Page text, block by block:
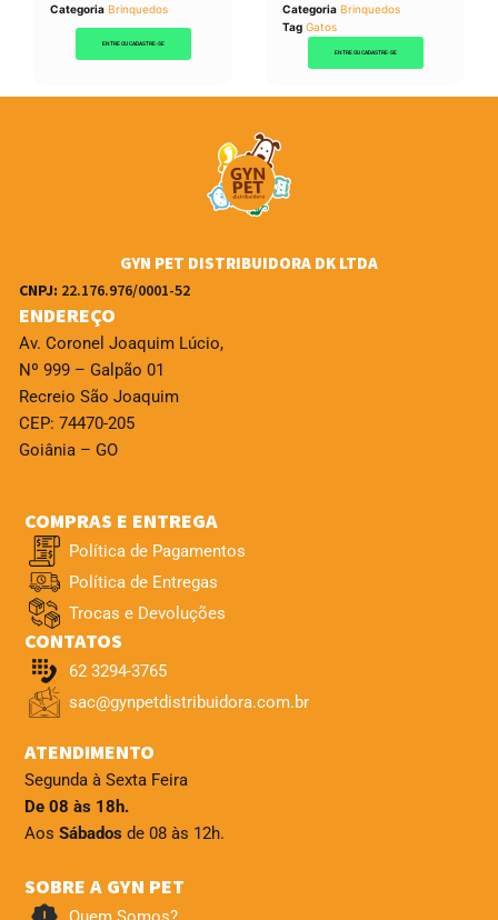
Categoria Brinquedos
ENTRE OU CADASTRE-SE
Categoria Brinquedos
Tag Gatos
ENTRE OU CADASTRE-SE
GYN PET DISTRIBUIDORA DK LTDA
CNPJ: 22.176.976/0001-52
ENDEREÇO
Av. Coronel Joaquim Lúcio,
Nº 999 – Galpão 01
Recreio São Joaquim
CEP: 74470-205
Goiânia – GO
COMPRAS E ENTREGA
Política de Pagamentos
Política de Entregas
Trocas e Devoluções
CONTATOS
62 3294-3765
sac@gynpetdistribuidora.com.br
ATENDIMENTO
Segunda à Sexta Feira
De 08 às 18h.
Aos Sábados de 08 às 12h.
SOBRE A GYN PET